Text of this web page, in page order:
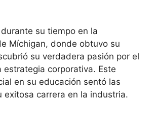
su tiempo en la
Míchigan, donde obtuvo su
su verdadera pasión por el
estrategia corporativa. Este
en su educación sentó las
exitosa carrera en la industria.